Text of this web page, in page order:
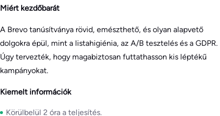
Miért kezdőbarát
A Brevo tanúsítványa rövid, emészthető, és olyan alapvető
dolgokra épül, mint a listahigiénia, az A/B tesztelés és a GDPR.
Úgy tervezték, hogy magabiztosan futtathasson kis léptékű
kampányokat.
Kiemelt információk
Körülbelül 2 óra a teljesítés.